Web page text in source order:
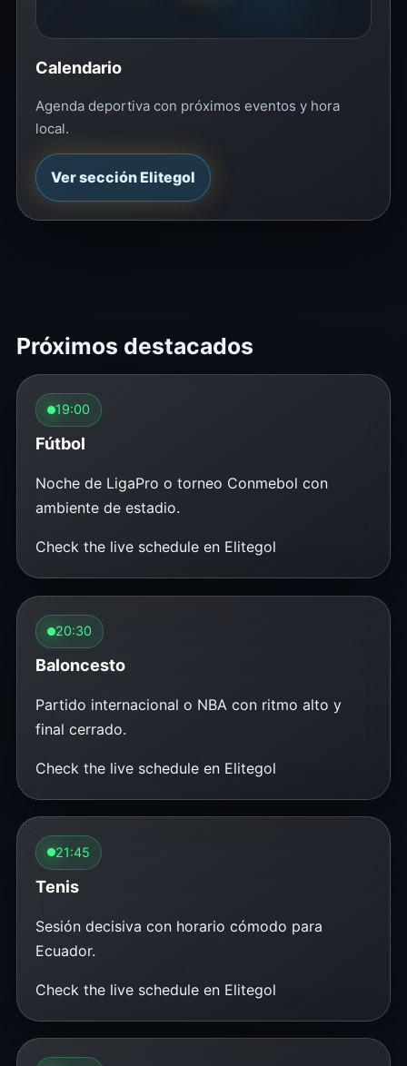
Calendario
Agenda deportiva con próximos eventos y hora
local.
Ver sección Elitegol
Próximos destacados
19:00
Fútbol
Noche de LigaPro o torneo Conmebol con
ambiente de estadio.
Check the live schedule en Elitegol
20:30
Baloncesto
Partido internacional o NBA con ritmo alto y
final cerrado.
Check the live schedule en Elitegol
21:45
Tenis
Sesión decisiva con horario cómodo para
Ecuador.
Check the live schedule en Elitegol